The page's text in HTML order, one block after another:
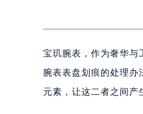
宝玑腕表，作为奢华与
腕表表盘划痕的处理
元素，让这二者之间产